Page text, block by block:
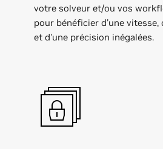
votre solveur et/ou vos
pour bénéficier d'une
et d'une précision inégalées.